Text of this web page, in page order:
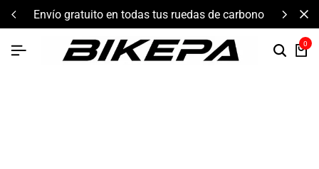
envío gratuito en todas tus ruedas de carbono
0